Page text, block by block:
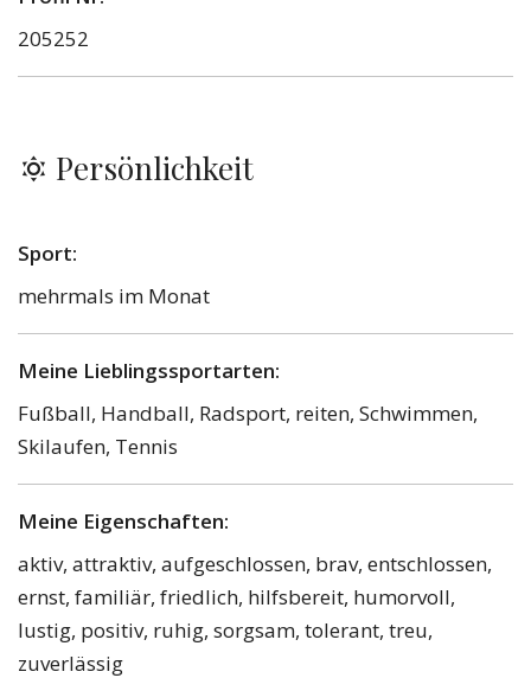
205252
Persönlichkeit
Sport:
mehrmals im Monat
Meine Lieblingssportarten:
Fußball, Handball, Radsport, reiten, Schwimmen,
Skilaufen, Tennis
Meine Eigenschaften:
aktiv, attraktiv, aufgeschlossen, brav, entschlossen,
ernst, familiär, friedlich, hilfsbereit, humorvoll,
lustig, positiv, ruhig, sorgsam, tolerant, treu,
zuverlässig